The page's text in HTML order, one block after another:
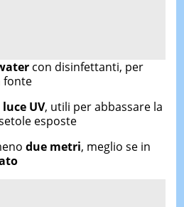
con disinfettanti, per
fonte
UV, utili per abbassare la
esposte
due metri, meglio se in